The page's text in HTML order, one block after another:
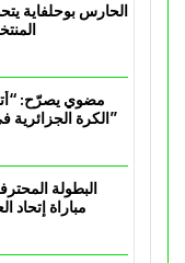
الحارس بوحلفاية
مضوي يصرّح:
الكرة الجزائرية في المسابقات القارية”
البطولة
مباراة إتحاد